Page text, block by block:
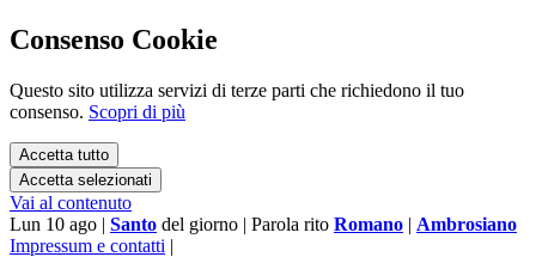
Consenso Cookie
Questo sito utilizza servizi di terze parti che richiedono il tuo
consenso. Scopri di più
Accetta tutto
Accetta selezionati
Vai al contenuto
Lun 10 ago | Santo del giorno | Parola rito Romano | Ambrosiano
Impressum e contatti |